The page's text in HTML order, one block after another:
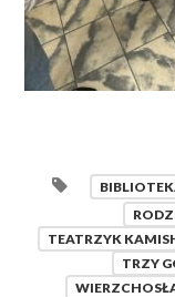
TEATRZYK
TRZY